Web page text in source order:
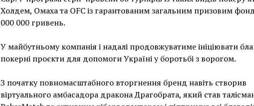
Холдем, Омаха та OFC із гарантованим загальним призовим
000 000 гривень.
У майбутньому компанія і надалі продовжуватиме ініціювати
покерні проєкти для допомоги Україні у боротьбі з ворогом.
З початку повномасштабного вторгнення бренд навіть створив
віртуального амбасадора дракона Драгобрата, який став